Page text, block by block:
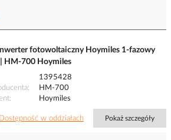
fotowoltaiczny Hoymiles 1-fazowy
HM-700 Hoymiles
1395428
HM-700
Hoymiles
Dostępność w oddziałach Pokaż szczegóły